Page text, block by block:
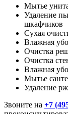
Мытье
Удаление
шкафчиков
Сухая
Влажная
Очистка
Очистка
Влажная
Мытье
Удаление
Звоните на +7